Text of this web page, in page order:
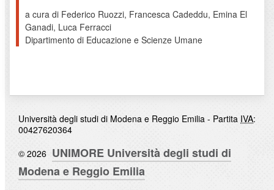
a cura di Federico Ruozzi, Francesca Cadeddu, Emina El
Ganadi, Luca Ferracci
Dipartimento di Educazione e Scienze Umane
Università degli studi di Modena e Reggio Emilia - Partita IVA:
00427620364
© 2026 UNIMORE Università degli studi di
Modena e Reggio Emilia